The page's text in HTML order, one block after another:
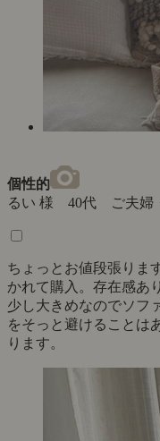
個性的
るい 様 40代 ご夫婦
ちょっとお値段張りま
かれて購入。存在感あ
少し大きめなのでソフ
をそっと避けることは
ります。